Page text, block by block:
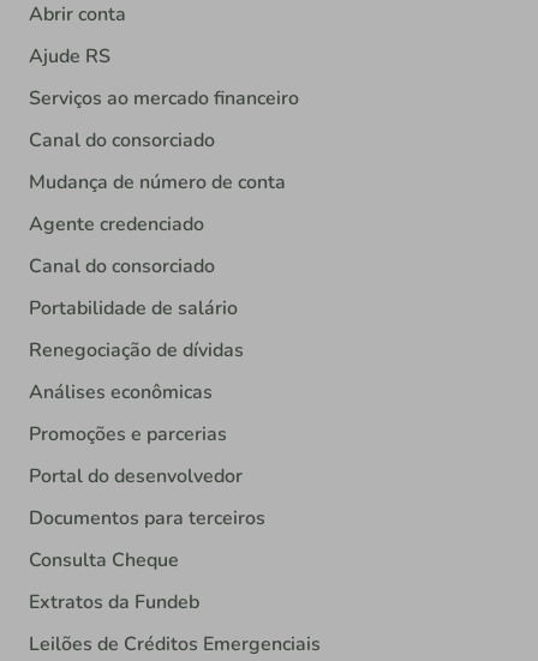
Abrir conta
Ajude RS
Serviços ao mercado financeiro
Canal do consorciado
Mudança de número de conta
Agente credenciado
Canal do consorciado
Portabilidade de salário
Renegociação de dívidas
Análises econômicas
Promoções e parcerias
Portal do desenvolvedor
Documentos para terceiros
Consulta Cheque
Extratos da Fundeb
Leilões de Créditos Emergenciais